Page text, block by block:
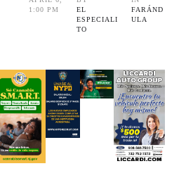
1:00 PM
EL
ESPECIALI
TO
FARÁND
ULA